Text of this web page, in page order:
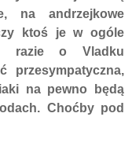
na andrzejkowe
ktoś je w ogóle
razie o Vladku
przesympatyczna,
na pewno będą
Choćby pod